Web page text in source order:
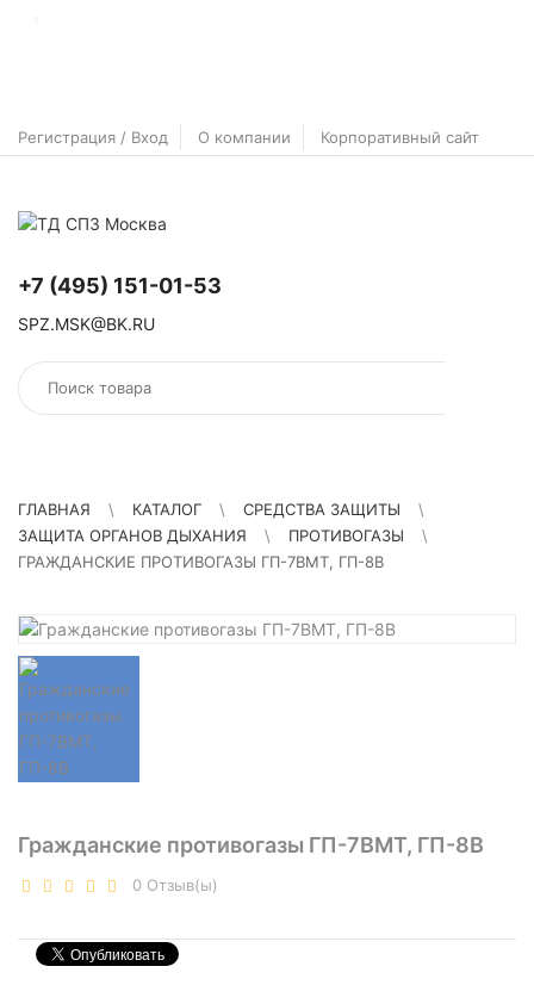
Регистрация / Вход О компании Корпоративный сайт
+7 (495) 151-01-53
SPZ.MSK@BK.RU
ГЛАВНАЯ \ КАТАЛОГ \ СРЕДСТВА ЗАЩИТЫ
\
ЗАЩИТА ОРГАНОВ ДЫХАНИЯ
\ ПРОТИВОГАЗЫ
\
ГРАЖДАНСКИЕ ПРОТИВОГАЗЫ ГП-7ВМТ, ГП-8В
Гражданские противогазы ГП-7ВМТ, ГП-8В
0 Отзыв(ы)